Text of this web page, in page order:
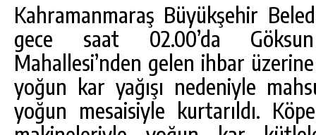
Kahramanmaraş Büyükşehir
gece saat 02.00’da
Mahallesi’nden gelen ihbar
yoğun kar yağışı nedeniyle
yoğun mesaisiyle kurtarıldı.
GÖKSUN HAFIZLIK KIZ KUR’AN KURSU